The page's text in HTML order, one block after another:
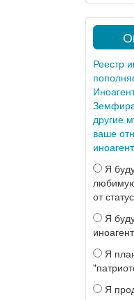
Реестр
другие
ваше
Я
от
Я
Я
Я